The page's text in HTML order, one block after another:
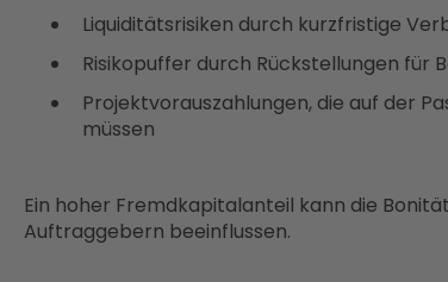
Liquiditätsrisiken durch kurzfristige
Risikopuffer durch Rückstellungen für
Projektvorauszahlungen, die auf der
müssen
Ein hoher Fremdkapitalanteil kann die
Auftraggebern beeinflussen.